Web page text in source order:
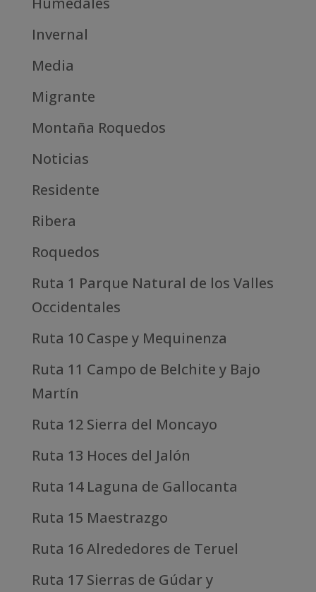
Invernal
Media
Migrante
Montaña Roquedos
Noticias
Residente
Ribera
Roquedos
Ruta 1 Parque Natural de los Valles
Occidentales
Ruta 10 Caspe y Mequinenza
Ruta 11 Campo de Belchite y Bajo
Martín
Ruta 12 Sierra del Moncayo
Ruta 13 Hoces del Jalón
Ruta 14 Laguna de Gallocanta
Ruta 15 Maestrazgo
Ruta 16 Alrededores de Teruel
Ruta 17 Sierras de Gúdar y